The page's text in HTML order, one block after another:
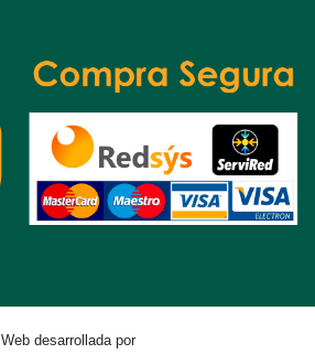
Web desarrollada por